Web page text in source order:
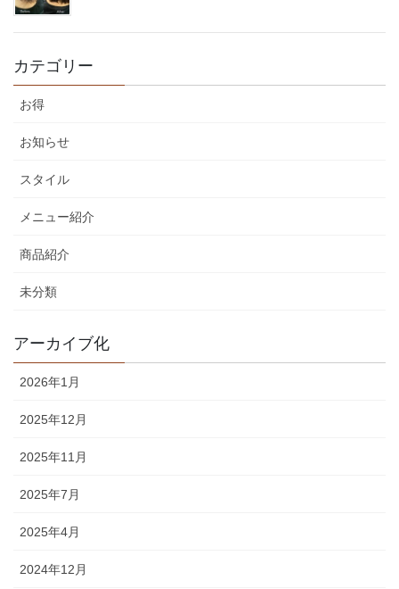
カテゴリー
お得
お知らせ
スタイル
メニュー紹介
商品紹介
未分類
アーカイブ化
2026年1月
2025年12月
2025年11月
2025年7月
2025年4月
2024年12月